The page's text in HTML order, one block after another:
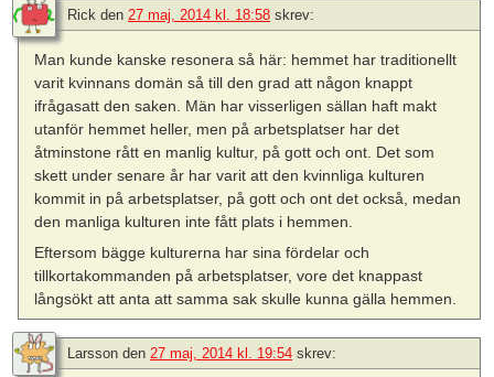
Rick den 27 maj, 2014 kl. 18:58 skrev:
Man kunde kanske resonera så här: hemmet har traditionellt
varit kvinnans domän så till den grad att någon knappt
ifrågasatt den saken. Män har visserligen sällan haft makt
utanför hemmet heller, men på arbetsplatser har det
åtminstone rått en manlig kultur, på gott och ont. Det som
skett under senare år har varit att den kvinnliga kulturen
kommit in på arbetsplatser, på gott och ont det också, medan
den manliga kulturen inte fått plats i hemmen.
Eftersom bägge kulturerna har sina fördelar och
tillkortakommanden på arbetsplatser, vore det knappast
långsökt att anta att samma sak skulle kunna gälla hemmen.
Larsson den 27 maj, 2014 kl. 19:54 skrev: